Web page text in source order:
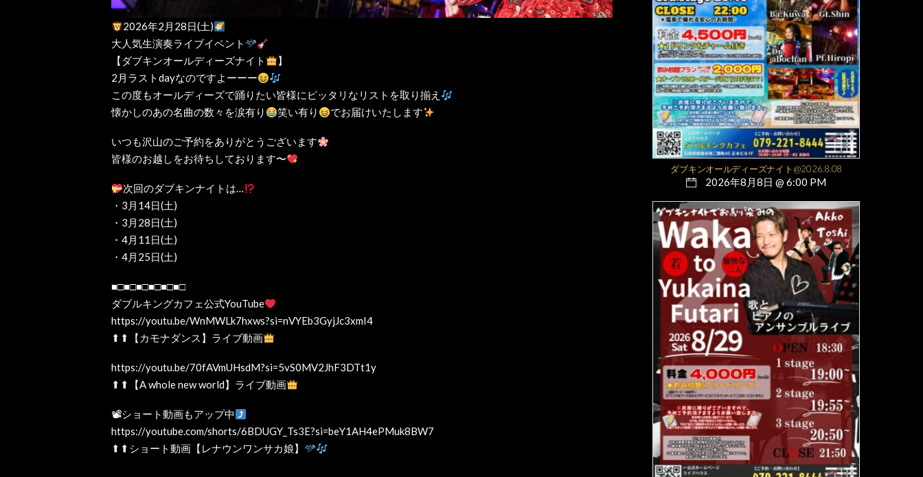
2026年2月28日(土)
大人気生演奏ライブイベント
【ダブキンオールディーズナイト
】
2月ラストdayなのですよーーー
この度もオールディーズで踊りたい皆様にピッタリなリストを取り揃え
懐かしのあの名曲の数々を涙有り
笑い有り でお届けいたします
いつも沢山のご予約をありがとうございます
皆様のお越しをお待ちしております〜
次回のダブキンナイトは…
・3月14日(土)
・3月28日(土)
・4月11日(土)
・4月25日(土)
■□■□■□■□■□■□
ダブルキングカフェ公式YouTube
https://youtu.be/WnMWLk7hxws?si=nVYEb3GyjJc3xmI4
⬆⬆【カモナダンス】ライブ動画
https://youtu.be/70fAVmUHsdM?si=5vS0MV2JhF3DTt1y
⬆⬆【A whole new world】ライブ動画
📽ショート動画もアップ中
https://youtube.com/shorts/6BDUGY_Ts3E?si=beY1AH4ePMuk8BW7
⬆⬆ショート動画【レナウンワンサカ娘】
ダブキンオールディーズナイト@2026.8.08
2026年8月8日 @ 6:00 PM